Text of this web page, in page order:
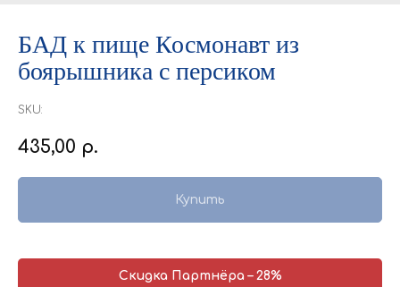
БАД к пище Космонавт из
боярышника с персиком
SKU:
435,00 р.
Купить
Скидка Партнёра – 28%